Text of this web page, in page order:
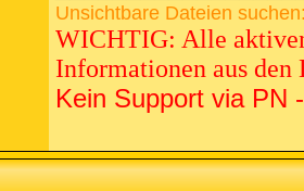
Unsichtbare Dateien
WICHTIG: Alle
Informationen aus
Kein Support via PN